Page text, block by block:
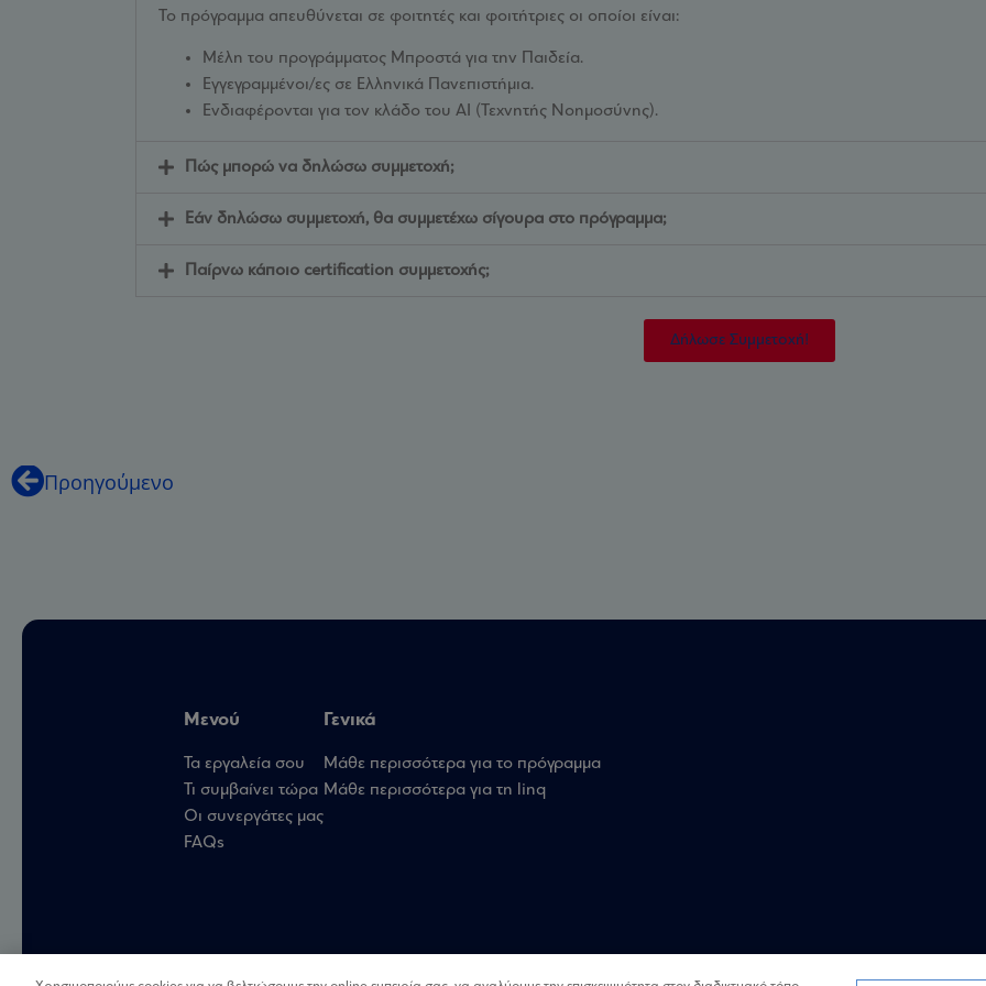
Το πρόγραμμα απευθύνεται σε φοιτητές και φοιτήτριες οι οποίοι είναι:
Μέλη του προγράμματος Μπροστά για την Παιδεία.
Εγγεγραμμένοι/ες σε Ελληνικά Πανεπιστήμια.
Ενδιαφέρονται για τον κλάδο του AI (Τεχνητής Νοημοσύνης).
Πώς μπορώ να δηλώσω συμμετοχή;
Εάν δηλώσω συμμετοχή, θα συμμετέχω σίγουρα στο πρόγραμμα;
Παίρνω κάποιο certification συμμετοχής;
Δήλωσε Συμμετοχή!
Προηγούμενο
Μενού
Τα εργαλεία σου
Τι συμβαίνει τώρα
Οι συνεργάτες μας
FAQs
Γενικά
Μάθε περισσότερα για το πρόγραμμα
Μάθε περισσότερα για τη linq